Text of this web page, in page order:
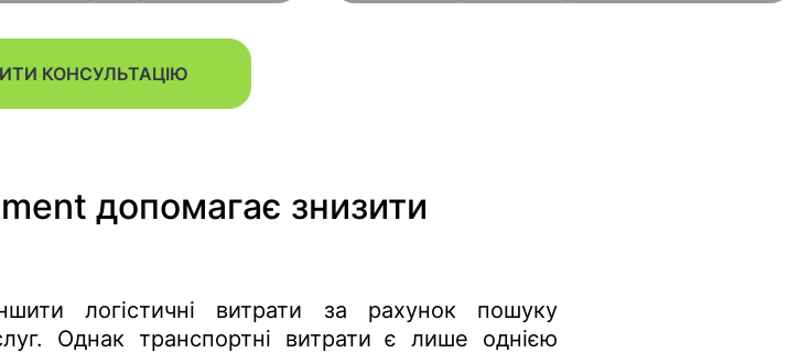
КОНСУЛЬТАЦІЮ
допомагає знизити
логістичні витрати за рахунок пошуку
Однак транспортні витрати є лише однією